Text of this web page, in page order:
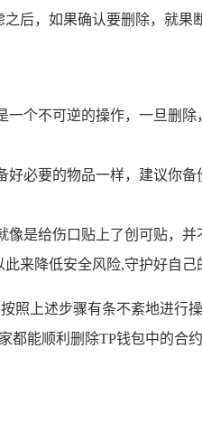
后，如果确认要删除，就果
个不可逆的操作，一旦删
好必要的物品一样，建议你
是给伤口贴上了创可贴，
来降低安全风险,守护好自己
照上述步骤有条不紊地进
能顺利删除TP钱包中的合约